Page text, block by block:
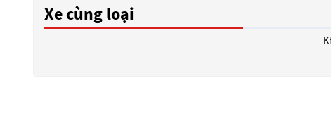
Xe cùng loại